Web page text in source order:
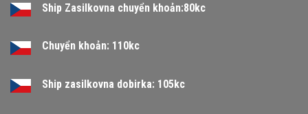
Ship Zasilkovna chuyển khoản:80kc
Chuyển khoản: 110kc
Ship zasilkovna dobirka: 105kc